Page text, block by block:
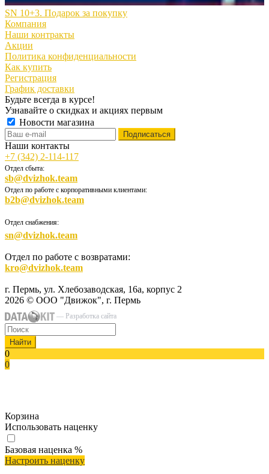
SN 10+3. Подарок за покупку
Компания
Наши контракты
Акции
Политика конфиденциальности
Как купить
Регистрация
График доставки
Будьте всегда в курсе!
Узнавайте о скидках и акциях первым
Новости магазина
Наши контакты
+7 (342) 2-114-117
Отдел сбыта:
sb@dvizhok.team
Отдел по работе с корпоративными клиентами:
b2b@dvizhok.team
Отдел снабжения:
sn@dvizhok.team
Отдел по работе с возвратами:
kro@dvizhok.team
г. Пермь, ул. Хлебозаводская, 16а, корпус 2
2026 © ООО "Движок", г. Пермь
— Разработка сайта
Найти
0
0
Корзина
Использовать наценку
Базовая наценка %
Настроить наценку